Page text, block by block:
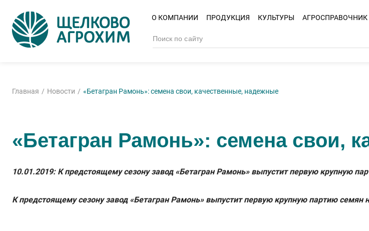
О КОМПАНИИ ПРОДУКЦИЯ КУЛЬТУРЫ АГРОСПРАВОЧНИК
Главная Новости «Бетагран Рамонь»: семена свои, качественные, надежные
«Бетагран Рамонь»: семена свои,
10.01.2019: К предстоящему сезону завод «Бетагран Рамонь» выпустит первую крупную
К предстоящему сезону завод «Бетагран Рамонь» выпустит первую крупную партию семян